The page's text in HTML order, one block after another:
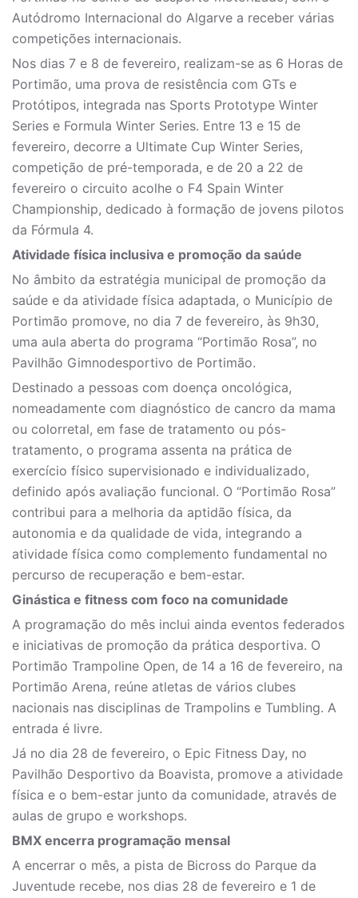
Autódromo Internacional do Algarve a receber várias
competições internacionais.
Nos dias 7 e 8 de fevereiro, realizam-se as 6 Horas de
Portimão, uma prova de resistência com GTs e
Protótipos, integrada nas Sports Prototype Winter
Series e Formula Winter Series. Entre 13 e 15 de
fevereiro, decorre a Ultimate Cup Winter Series,
competição de pré-temporada, e de 20 a 22 de
fevereiro o circuito acolhe o F4 Spain Winter
Championship, dedicado à formação de jovens pilotos
da Fórmula 4.
Atividade física inclusiva e promoção da saúde
No âmbito da estratégia municipal de promoção da
saúde e da atividade física adaptada, o Município de
Portimão promove, no dia 7 de fevereiro, às 9h30,
uma aula aberta do programa “Portimão Rosa”, no
Pavilhão Gimnodesportivo de Portimão.
Destinado a pessoas com doença oncológica,
nomeadamente com diagnóstico de cancro da mama
ou colorretal, em fase de tratamento ou pós-
tratamento, o programa assenta na prática de
exercício físico supervisionado e individualizado,
definido após avaliação funcional. O “Portimão Rosa”
contribui para a melhoria da aptidão física, da
autonomia e da qualidade de vida, integrando a
atividade física como complemento fundamental no
percurso de recuperação e bem-estar.
Ginástica e fitness com foco na comunidade
A programação do mês inclui ainda eventos federados
e iniciativas de promoção da prática desportiva. O
Portimão Trampoline Open, de 14 a 16 de fevereiro, na
Portimão Arena, reúne atletas de vários clubes
nacionais nas disciplinas de Trampolins e Tumbling. A
entrada é livre.
Já no dia 28 de fevereiro, o Epic Fitness Day, no
Pavilhão Desportivo da Boavista, promove a atividade
física e o bem-estar junto da comunidade, através de
aulas de grupo e workshops.
BMX encerra programação mensal
A encerrar o mês, a pista de Bicross do Parque da
Juventude recebe, nos dias 28 de fevereiro e 1 de